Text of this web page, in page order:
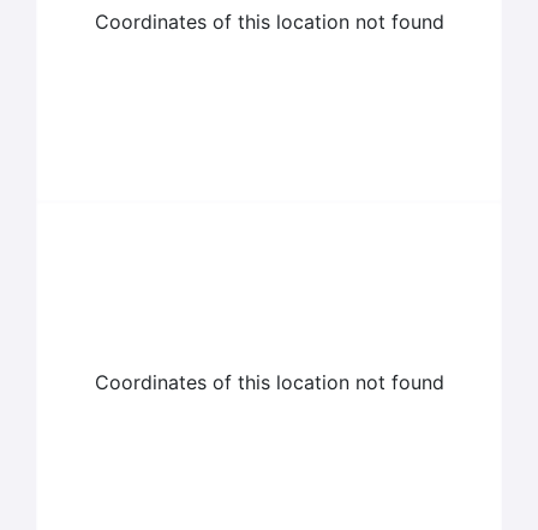
Coordinates of this location not found
Coordinates of this location not found